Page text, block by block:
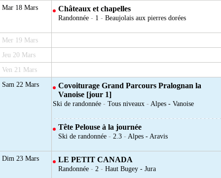
Mar 18 Mars
Châteaux et chapelles
Randonnée - 1 - Beaujolais aux pierres dorées
Mer 19 Mars
Jeu 20 Mars
Ven 21 Mars
Sam 22 Mars
Covoiturage Grand Parcours Pralognan la
Vanoise [jour 1]
Ski de randonnée - Tous niveaux - Alpes - Vanoise
Tête Pelouse à la journée
Ski de randonnée - 2.3 - Alpes - Aravis
Dim 23 Mars LE PETIT CANADA
Randonnée - 2 - Haut Bugey - Jura